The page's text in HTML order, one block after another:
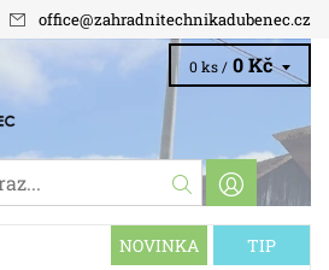
office@zahradnitechnikadubenec.cz
0 ks / 0 Kč
NOVINKA TIP